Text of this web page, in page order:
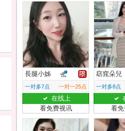
長腿小姊
一对多7点 一对一25点
在线上
看免费视讯
窈窕朵兒
一对多8点
看